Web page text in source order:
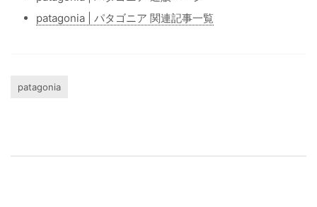
patagonia | パタゴニア 関連記事一覧
patagonia